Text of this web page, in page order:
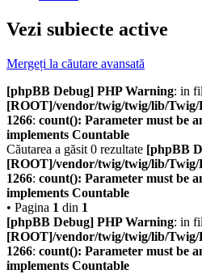
Vezi subiecte active
Mergeți la căutare avansată
[phpBB Debug] PHP Warning: in
[ROOT]/vendor/twig/twig/lib/Twig/
1266: count(): Parameter must be
implements Countable
Căutarea a găsit 0 rezultate [phpBB
[ROOT]/vendor/twig/twig/lib/Twig/
1266: count(): Parameter must be
implements Countable
• Pagina 1 din 1
[phpBB Debug] PHP Warning: in
[ROOT]/vendor/twig/twig/lib/Twig/
1266: count(): Parameter must be
implements Countable